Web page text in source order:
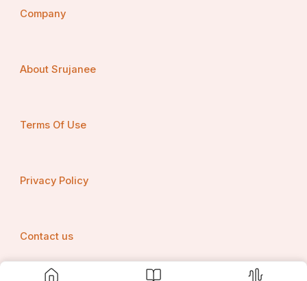
Company
About Srujanee
Terms Of Use
Privacy Policy
Contact us